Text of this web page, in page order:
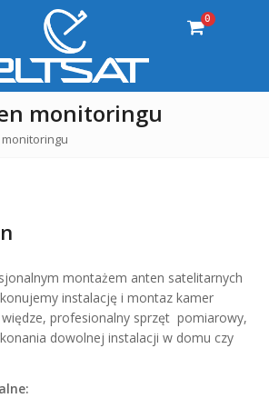
0
monitoringu
montażem anten satelitarnych
instalację i montaz kamer
profesionalny sprzęt pomiarowy,
dowolnej instalacji w domu czy